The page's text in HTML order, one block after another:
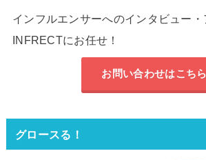
インフルエンサーへのインタビュー
INFRECTにお任せ！
お問い合わせはこちら
グロースる！